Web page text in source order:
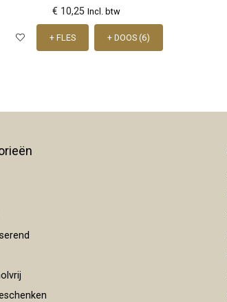
€ 10,25 Incl. btw
+ FLES + DOOS (6)